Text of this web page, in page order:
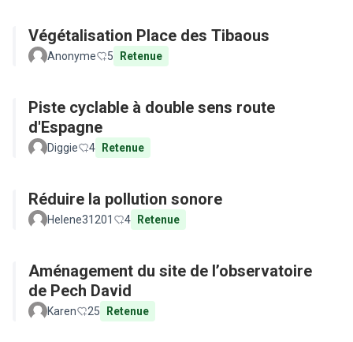
Végétalisation Place des Tibaous
Anonyme 5 Retenue
Piste cyclable à double sens route
d'Espagne
Diggie 4 Retenue
Réduire la pollution sonore
Helene31201 4 Retenue
Aménagement du site de l’observatoire
de Pech David
Karen 25 Retenue